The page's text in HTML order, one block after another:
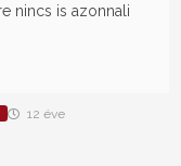
nincs is azonnali
12 éve